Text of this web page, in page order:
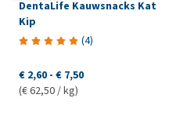
DentaLife Kauwsnacks Kat
Kip
(4)
€ 2,60 - € 7,50
(€ 62,50 / kg)